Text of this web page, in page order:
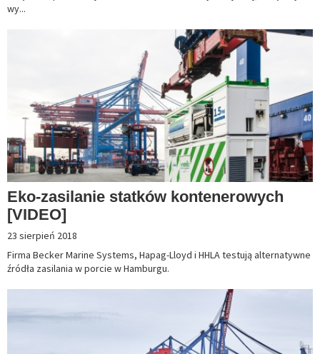
wy...
Eko-zasilanie statków kontenerowych
[VIDEO]
23 sierpień 2018
Firma Becker Marine Systems, Hapag-Lloyd i HHLA testują alternatywne
źródła zasilania w porcie w Hamburgu.